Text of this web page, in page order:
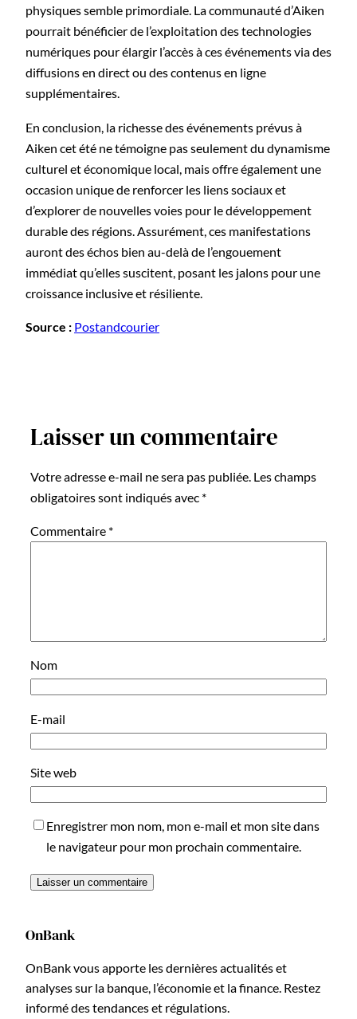
physiques semble primordiale. La communauté d’Aiken
pourrait bénéficier de l’exploitation des technologies
numériques pour élargir l’accès à ces événements via des
diffusions en direct ou des contenus en ligne
supplémentaires.
En conclusion, la richesse des événements prévus à
Aiken cet été ne témoigne pas seulement du dynamisme
culturel et économique local, mais offre également une
occasion unique de renforcer les liens sociaux et
d’explorer de nouvelles voies pour le développement
durable des régions. Assurément, ces manifestations
auront des échos bien au-delà de l’engouement
immédiat qu’elles suscitent, posant les jalons pour une
croissance inclusive et résiliente.
Source : Postandcourier
Laisser un commentaire
Votre adresse e-mail ne sera pas publiée. Les champs
obligatoires sont indiqués avec *
Commentaire *
Nom
E-mail
Site web
Enregistrer mon nom, mon e-mail et mon site dans
le navigateur pour mon prochain commentaire.
OnBank
OnBank vous apporte les dernières actualités et
analyses sur la banque, l’économie et la finance. Restez
informé des tendances et régulations.